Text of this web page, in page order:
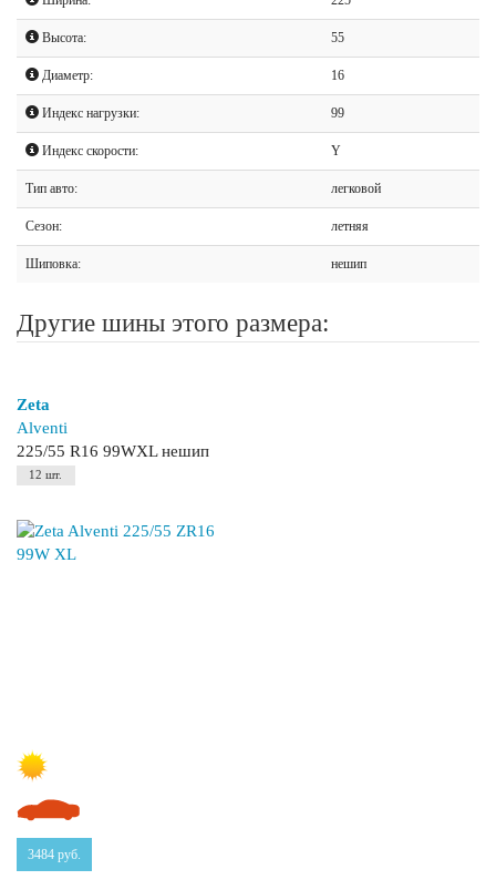
Высота: 55
Диаметр: 16
Индекс нагрузки: 99
Индекс скорости: Y
Тип авто: легковой
Сезон: летняя
Шиповка: нешип
Другие шины этого размера:
Zeta
Alventi
225/55 R16 99WXL нешип
12 шт.
3484 руб.